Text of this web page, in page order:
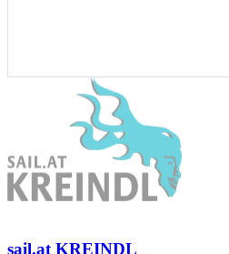
sail.at KREINDL